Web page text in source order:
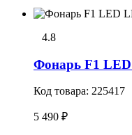
4.8
Фонарь F1
Код товара: 225417
5 490 ₽